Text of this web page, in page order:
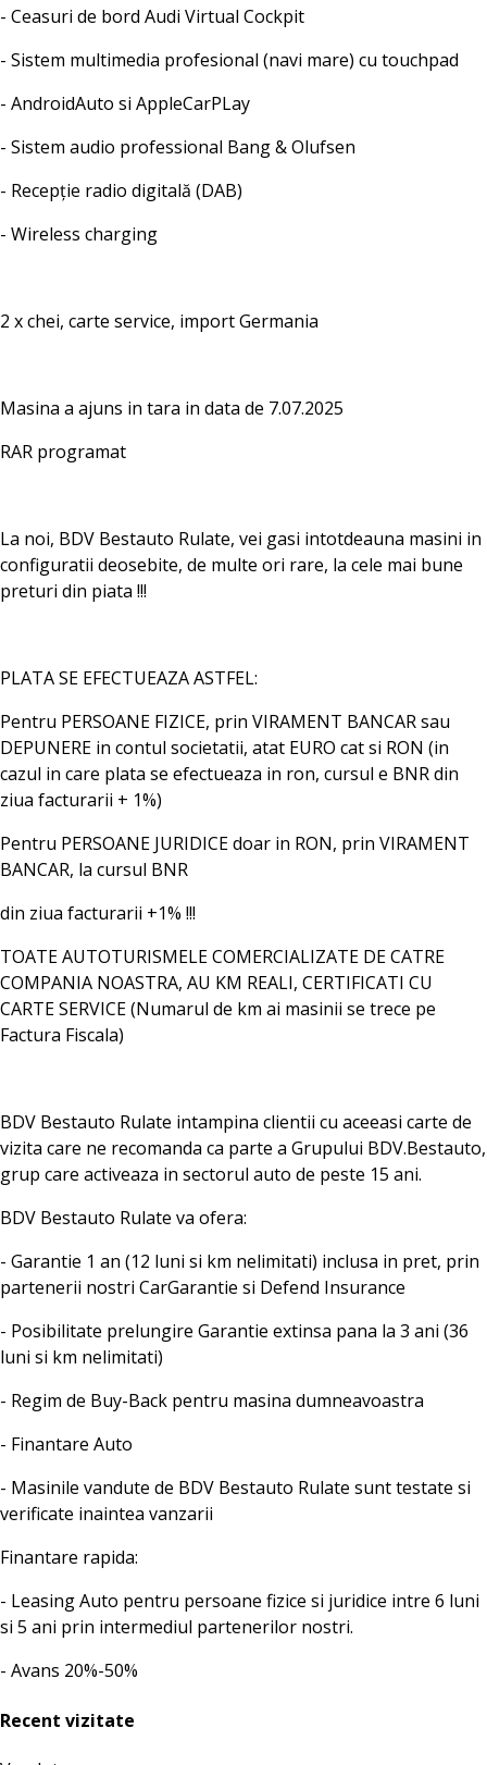
- Ceasuri de bord Audi Virtual Cockpit
- Sistem multimedia profesional (navi mare) cu touchpad
- AndroidAuto si AppleCarPLay
- Sistem audio professional Bang & Olufsen
- Recepție radio digitală (DAB)
- Wireless charging
2 x chei, carte service, import Germania
Masina a ajuns in tara in data de 7.07.2025
RAR programat
La noi, BDV Bestauto Rulate, vei gasi intotdeauna masini in
configuratii deosebite, de multe ori rare, la cele mai bune
preturi din piata !!!
PLATA SE EFECTUEAZA ASTFEL:
Pentru PERSOANE FIZICE, prin VIRAMENT BANCAR sau
DEPUNERE in contul societatii, atat EURO cat si RON (in
cazul in care plata se efectueaza in ron, cursul e BNR din
ziua facturarii + 1%)
Pentru PERSOANE JURIDICE doar in RON, prin VIRAMENT
BANCAR, la cursul BNR
din ziua facturarii +1% !!!
TOATE AUTOTURISMELE COMERCIALIZATE DE CATRE
COMPANIA NOASTRA, AU KM REALI, CERTIFICATI CU
CARTE SERVICE (Numarul de km ai masinii se trece pe
Factura Fiscala)
BDV Bestauto Rulate intampina clientii cu aceeasi carte de
vizita care ne recomanda ca parte a Grupului BDV.Bestauto,
grup care activeaza in sectorul auto de peste 15 ani.
BDV Bestauto Rulate va ofera:
- Garantie 1 an (12 luni si km nelimitati) inclusa in pret, prin
partenerii nostri CarGarantie si Defend Insurance
- Posibilitate prelungire Garantie extinsa pana la 3 ani (36
luni si km nelimitati)
- Regim de Buy-Back pentru masina dumneavoastra
- Finantare Auto
- Masinile vandute de BDV Bestauto Rulate sunt testate si
verificate inaintea vanzarii
Finantare rapida:
- Leasing Auto pentru persoane fizice si juridice intre 6 luni
si 5 ani prin intermediul partenerilor nostri.
- Avans 20%-50%
Recent vizitate